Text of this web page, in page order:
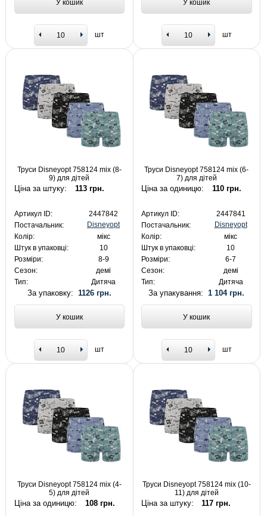
У кошик
шт
У кошик
шт
Труси Disneyopt 758124 mix (8-
9) для дітей
Ціна за штуку: 113 грн.
Артикул ID:
2447842
Постачальник:
Disneyopt
Колір:
мікс
Штук в упаковці:
10
Розміри:
8-9
Сезон:
демі
Тип:
Дитяча
За упаковку: 1126 грн.
У кошик
шт
Труси Disneyopt 758124 mix (6-
7) для дітей
Ціна за одиницю: 110 грн.
Артикул ID:
2447841
Постачальник:
Disneyopt
Колір:
мікс
Штук в упаковці:
10
Розміри:
6-7
Сезон:
демі
Тип:
Дитяча
За упакування:1 104 грн.
У кошик
шт
Труси Disneyopt 758124 mix (4-
5) для дітей
Ціна за одиницю: 108 грн.
Труси Disneyopt 758124 mix (10-
11) для дітей
Ціна за штуку: 117 грн.